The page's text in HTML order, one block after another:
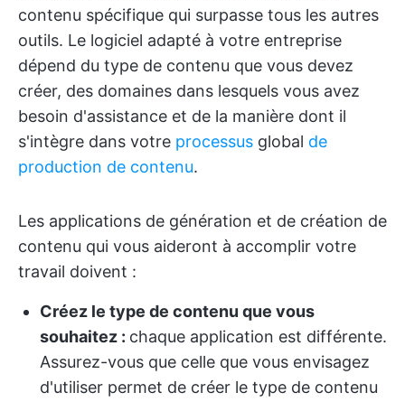
contenu spécifique qui surpasse tous les autres
outils. Le logiciel adapté à votre entreprise
dépend du type de contenu que vous devez
créer, des domaines dans lesquels vous avez
besoin d'assistance et de la manière dont il
s'intègre dans votre processus global de
production de contenu.
Les applications de génération et de création de
contenu qui vous aideront à accomplir votre
travail doivent :
Créez le type de contenu que vous
souhaitez : chaque application est différente.
Assurez-vous que celle que vous envisagez
d'utiliser permet de créer le type de contenu